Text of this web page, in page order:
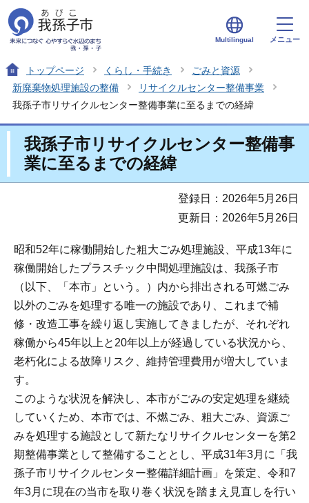
Multilingual メニュー
トップページ くらし・手続き
ごみと資源
新廃棄物処理施設の整備
リサイクルセンター整備事業
我孫子市リサイクルセンター整備事業に至るまでの経緯
我孫子市リサイクルセンター整備事
業に至るまでの経緯
登録日：2026年5月26日
更新日：2026年5月26日
昭和52年に稼働開始した粗大ごみ処理施設、平成13年に
稼働開始したプラスチック中間処理施設は、我孫子市
（以下、「本市」という。）内から排出される可燃ごみ
以外のごみを処理する唯一の施設であり、これまで補
修・改造工事を繰り返し実施してきましたが、それぞれ
稼働から45年以上と20年以上が経過している状況から、
老朽化による故障リスク、維持管理費用が増大していま
す。
このような状況を解決し、本市がごみの安定処理を継続
していくため、本市では、不燃ごみ、粗大ごみ、資源ご
みを処理する施設として新たなリサイクルセンターを第2
期整備事業として整備することとし、平成31年3月に「我
孫子市リサイクルセンター整備詳細計画」を策定、令和7
年3月に現在の当市を取り巻く状況を踏まえ見直しを行い